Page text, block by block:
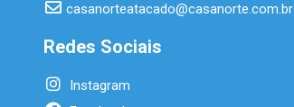
casanorteatacado@casanorte.com.br
Redes Sociais
Instagram